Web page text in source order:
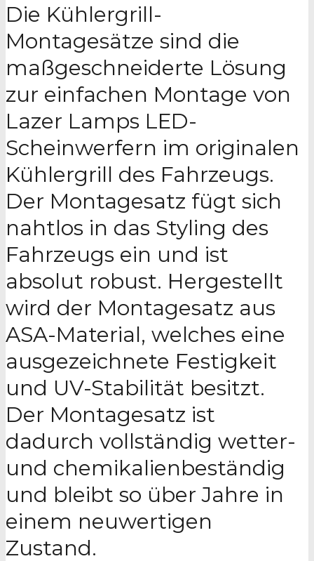
Die Kühlergrill-
Montagesätze sind die
maßgeschneiderte Lösung
zur einfachen Montage von
Lazer Lamps LED-
Scheinwerfern im originalen
Kühlergrill des Fahrzeugs.
Der Montagesatz fügt sich
nahtlos in das Styling des
Fahrzeugs ein und ist
absolut robust. Hergestellt
wird der Montagesatz aus
ASA-Material, welches eine
ausgezeichnete Festigkeit
und UV-Stabilität besitzt.
Der Montagesatz ist
dadurch vollständig wetter-
und chemikalienbeständig
und bleibt so über Jahre in
einem neuwertigen
Zustand.